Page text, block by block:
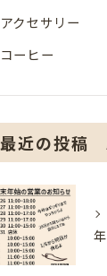
アクセサリー
コーヒー
最近の投稿